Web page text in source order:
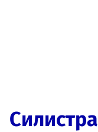
Силистра